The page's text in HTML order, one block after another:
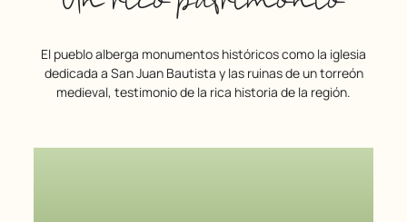
El pueblo alberga monumentos históricos como la iglesia
dedicada a San Juan Bautista y las ruinas de un torreón
medieval, testimonio de la rica historia de la región.